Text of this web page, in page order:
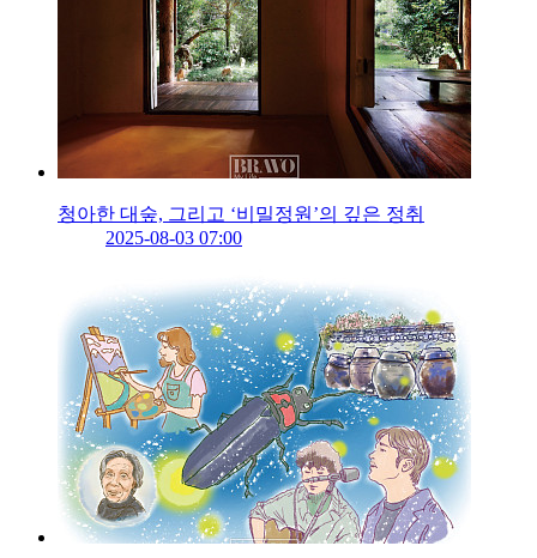
청아한 대숲, 그리고 ‘비밀정원’의 깊은 정취
2025-08-03 07:00